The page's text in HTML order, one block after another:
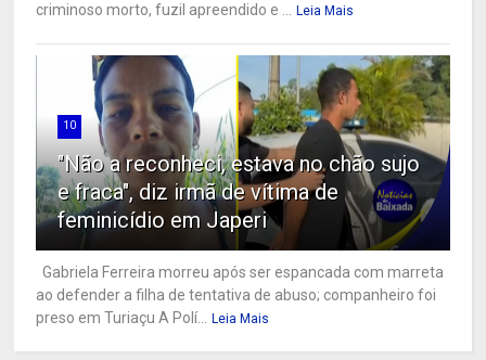
criminoso morto, fuzil apreendido e ... Leia Mais
10
"Não a reconheci, estava no chão sujo
e fraca", diz irmã de vítima de
feminicídio em Japeri
Gabriela Ferreira morreu após ser espancada com marreta
ao defender a filha de tentativa de abuso; companheiro foi
preso em Turiaçu A Polí... Leia Mais